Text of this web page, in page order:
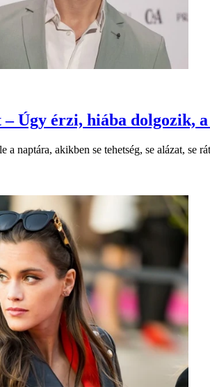
Úgy érzi, hiába dolgozik,
naptára, akikben se tehetség, se alázat, se